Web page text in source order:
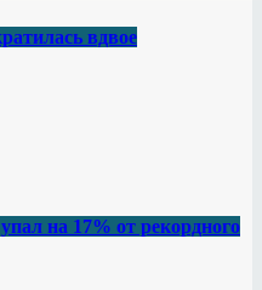
вдвое
на 17% от рекордного